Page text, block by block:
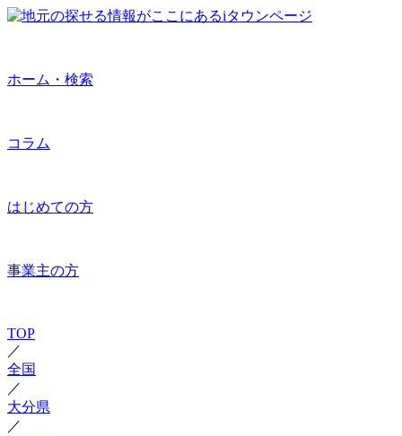
ホーム・検索
コラム
はじめての方
事業主の方
TOP
／
全国
／
大分県
／